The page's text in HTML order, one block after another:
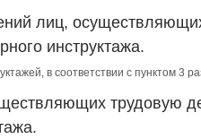
лиц,
инструктажа.
в соответствии с
трудовую